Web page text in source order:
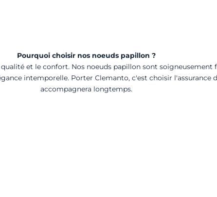
Pourquoi choisir nos noeuds papillon ?
et le confort. Nos noeuds papillon sont soigneusement
intemporelle. Porter Clemanto, c'est choisir l'assurance
accompagnera longtemps.